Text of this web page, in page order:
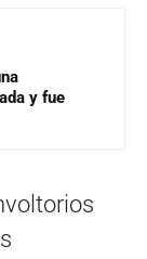
y fue